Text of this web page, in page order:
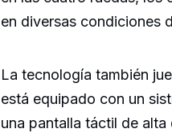
en diversas condiciones
La tecnología también
está equipado con un
una pantalla táctil de